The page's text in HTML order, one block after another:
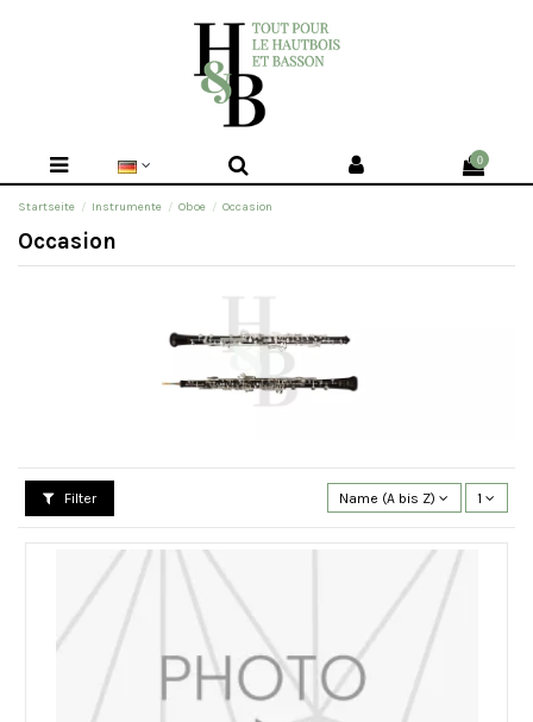
0
Startseite Instrumente Oboe Occasion
Occasion
Filter Name (A bis Z) 1